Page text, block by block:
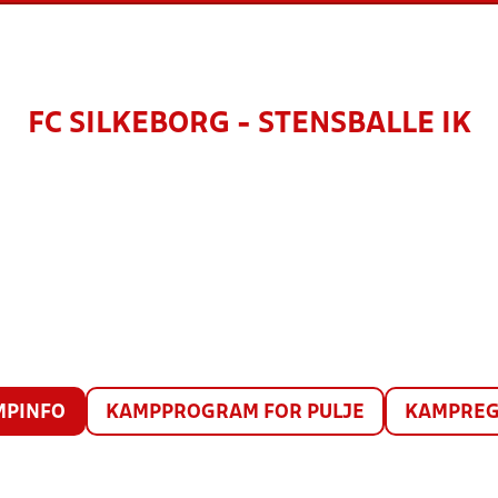
FC SILKEBORG - STENSBALLE IK
KAMPPROGRAM FOR PULJE